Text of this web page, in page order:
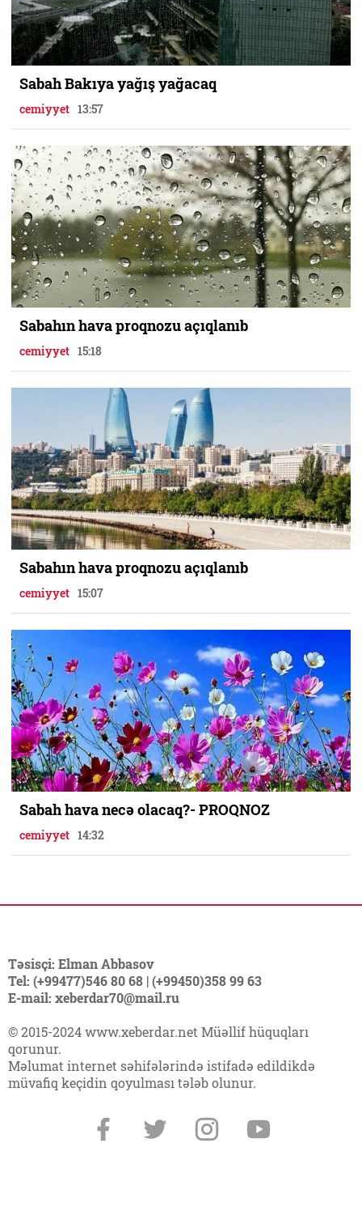
Sabah Bakıya yağış yağacaq
cemiyyet 13:57
Sabahın hava proqnozu açıqlanıb
cemiyyet 15:18
Sabahın hava proqnozu açıqlanıb
cemiyyet 15:07
Sabah hava necə olacaq?- PROQNOZ
cemiyyet 14:32
Təsisçi: Elman Abbasov
Tel: (+99477)546 80 68 | (+99450)358 99 63
E-mail: xeberdar70@mail.ru
© 2015-2024 www.xeberdar.net Müəllif hüquqları
qorunur.
Məlumat internet səhifələrində istifadə edildikdə
müvafiq keçidin qoyulması tələb olunur.